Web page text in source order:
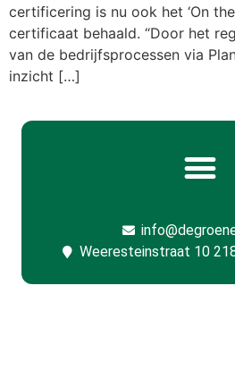
certificering is nu ook het ‘On
certificaat behaald. “Door het
van de bedrijfsprocessen via
inzicht […]
Weeresteinstraat 10